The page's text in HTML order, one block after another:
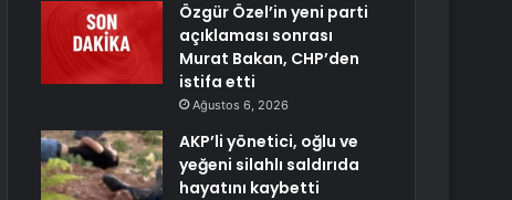
Özgür Özel’in yeni parti
açıklaması sonrası
Murat Bakan, CHP’den
istifa etti
Ağustos 6, 2026
AKP’li yönetici, oğlu ve
yeğeni silahlı saldırıda
hayatını kaybetti